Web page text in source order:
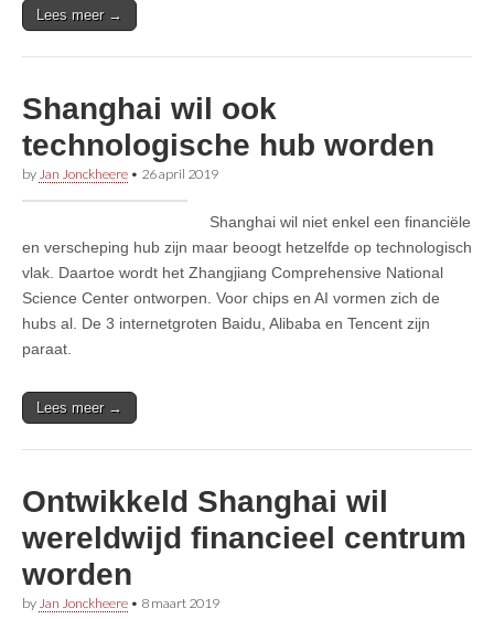
Lees meer →
Shanghai wil ook
technologische hub worden
by Jan Jonckheere • 26 april 2019
Shanghai wil niet enkel een financiële
en verscheping hub zijn maar beoogt hetzelfde op technologisch
vlak. Daartoe wordt het Zhangjiang Comprehensive National
Science Center ontworpen. Voor chips en AI vormen zich de
hubs al. De 3 internetgroten Baidu, Alibaba en Tencent zijn
paraat.
Lees meer →
Ontwikkeld Shanghai wil
wereldwijd financieel centrum
worden
by Jan Jonckheere • 8 maart 2019